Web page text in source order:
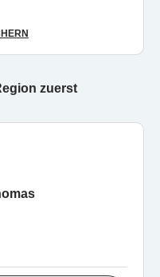
zuerst